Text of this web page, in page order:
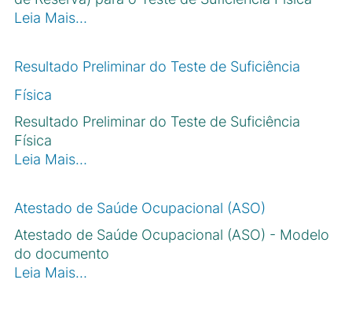
Leia Mais…
Resultado Preliminar do Teste de Suficiência
Física
Resultado Preliminar do Teste de Suficiência
Física
Leia Mais…
Atestado de Saúde Ocupacional (ASO)
Atestado de Saúde Ocupacional (ASO) - Modelo
do documento
Leia Mais…